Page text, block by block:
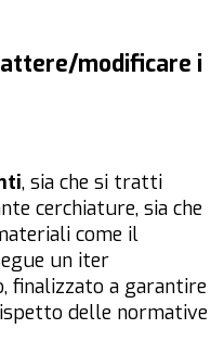
modificare i
, sia che si tratti
cerchiature, sia che
come il
un iter
finalizzato a garantire
delle normative